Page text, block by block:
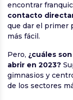
encontrar
contacto
que dar el primer
más fácil.
Pero, ¿cuáles
abrir en 2023?
gimnasios y
de los sectores